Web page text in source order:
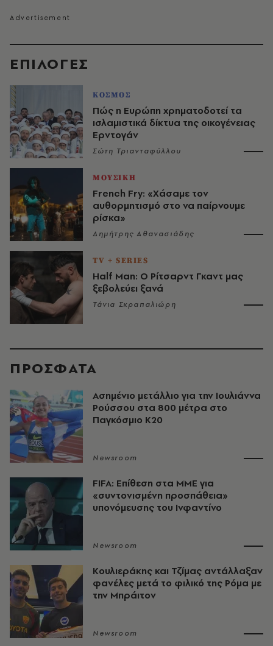
EΠΙΛΟΓΈΣ
ΚΟΣΜΟΣ
Πώς η Ευρώπη χρηματοδοτεί τα
ισλαμιστικά δίκτυα της οικογένειας
Ερντογάν
Σώτη Τριανταφύλλου
ΜΟΥΣΙΚΗ
French Fry: «Χάσαμε τον
αυθορμητισμό στο να παίρνουμε
ρίσκα»
Δημήτρης Αθανασιάδης
TV + SERIES
Half Man: Ο Ρίτσαρντ Γκαντ μας
ξεβολεύει ξανά
Τάνια Σκραπαλιώρη
ΠΡΟΣΦΑΤΑ
Ασημένιο μετάλλιο για την Ιουλιάννα
Ρούσσου στα 800 μέτρα στο
Παγκόσμιο Κ20
Newsroom
FIFA: Επίθεση στα ΜΜΕ για
«συντονισμένη προσπάθεια»
υπονόμευσης του Ινφαντίνο
Newsroom
Κουλιεράκης και Τζίμας αντάλλαξαν
φανέλες μετά το φιλικό της Ρόμα με
την Μπράιτον
Newsroom